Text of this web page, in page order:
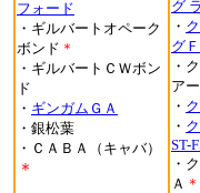
フォード
・ギルバートオペーク
ボンド ＊
・ギルバートＣＷボン
ド
・ ギンガムＧＡ
・銀松葉
・ＣＡＢＡ（キャバ）
＊
グ
・
グ
・
ア
・
・
ST-
・
Ａ ＊